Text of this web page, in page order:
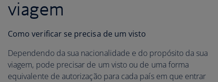
viagem
Como verificar se precisa de um visto
Dependendo da sua nacionalidade e do propósito da sua
viagem, pode precisar de um visto ou de uma forma
equivalente de autorização para cada país em que entrar